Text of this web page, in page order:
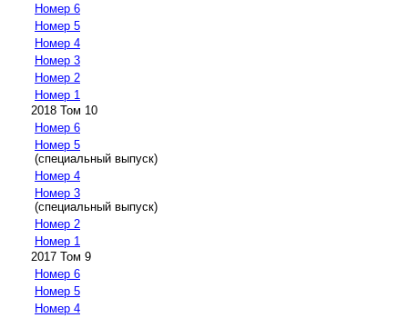
Номер 6
Номер 5
Номер 4
Номер 3
Номер 2
Номер 1
2018 Том 10
Номер 6
Номер 5
(специальный выпуск)
Номер 4
Номер 3
(специальный выпуск)
Номер 2
Номер 1
2017 Том 9
Номер 6
Номер 5
Номер 4